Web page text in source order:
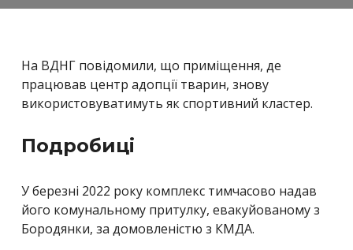
На ВДНГ повідомили, що приміщення, де
працював центр адопції тварин, знову
використовуватимуть як спортивний кластер.
Подробиці
У березні 2022 року комплекс тимчасово надав
його комунальному притулку, евакуйованому з
Бородянки, за домовленістю з КМДА.